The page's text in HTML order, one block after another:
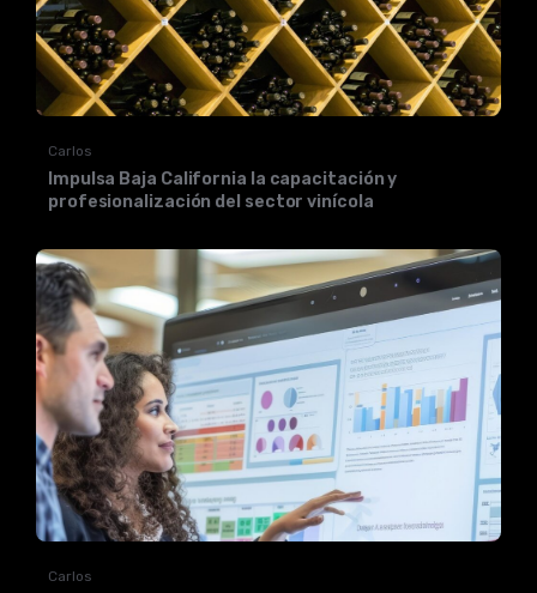
Carlos
Impulsa Baja California la capacitación y
profesionalización del sector vinícola
Carlos